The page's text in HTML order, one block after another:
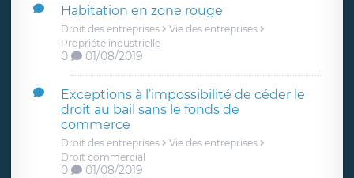
Habitation en zone rouge
Droit des entreprises
Vie des entreprises
Propriété industrielle
0 01/08/2019
Exceptions à l’impossibilité de céder le
droit au bail sans le fonds de
commerce
Droit des entreprises
Vie des entreprises
Droit commercial
0 01/08/2019